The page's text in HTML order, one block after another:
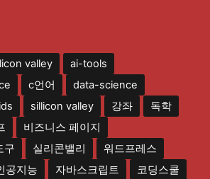
valley
ai-tools
c언어
data-science
sillicon valley 강좌
독학
비즈니스 페이지
구
실리콘밸리
워드프레스
공지능 자바스크립트
코딩스쿨